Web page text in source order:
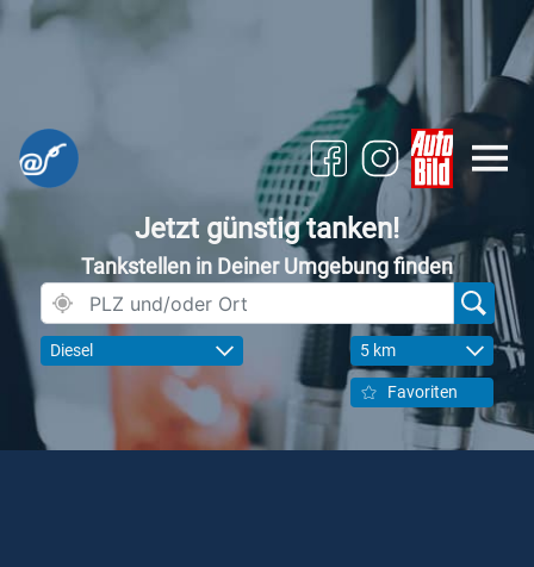
Jetzt günstig tanken!
Tankstellen in Deiner Umgebung finden
Diesel 5 km
Favoriten